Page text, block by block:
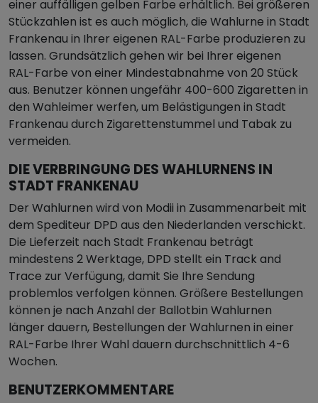
einer auffälligen gelben Farbe erhältlich. Bei größeren
Stückzahlen ist es auch möglich, die Wahlurne in Stadt
Frankenau in Ihrer eigenen RAL-Farbe produzieren zu
lassen. Grundsätzlich gehen wir bei Ihrer eigenen
RAL-Farbe von einer Mindestabnahme von 20 Stück
aus. Benutzer können ungefähr 400-600 Zigaretten in
den Wahleimer werfen, um Belästigungen in Stadt
Frankenau durch Zigarettenstummel und Tabak zu
vermeiden.
DIE VERBRINGUNG DES WAHLURNENS IN
STADT FRANKENAU
Der Wahlurnen wird von Modii in Zusammenarbeit mit
dem Spediteur DPD aus den Niederlanden verschickt.
Die Lieferzeit nach Stadt Frankenau beträgt
mindestens 2 Werktage, DPD stellt ein Track and
Trace zur Verfügung, damit Sie Ihre Sendung
problemlos verfolgen können. Größere Bestellungen
können je nach Anzahl der Ballotbin Wahlurnen
länger dauern, Bestellungen der Wahlurnen in einer
RAL-Farbe Ihrer Wahl dauern durchschnittlich 4-6
Wochen.
BENUTZERKOMMENTARE